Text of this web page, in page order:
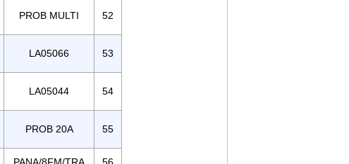
PROB MULTI 52
LA05066 53
LA05044 54
PROB 20A 55